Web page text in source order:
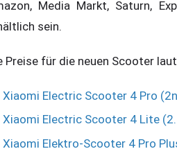
Media Markt, Saturn,
sein.
Preise für die neuen Scooter
Xiaomi Electric Scooter 4 Pro
Xiaomi Electric Scooter 4 Lite
Xiaomi Elektro-Scooter 4 Pro